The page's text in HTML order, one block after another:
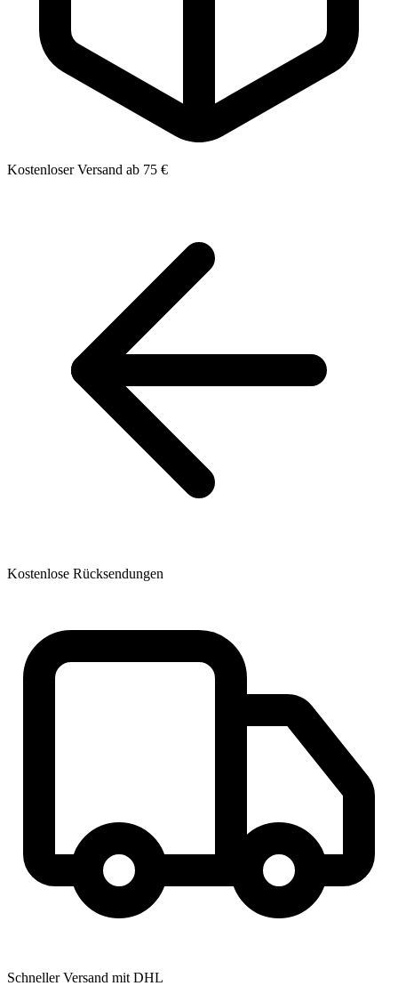
Kostenloser Versand ab 75 €
Kostenlose Rücksendungen
Schneller Versand mit DHL